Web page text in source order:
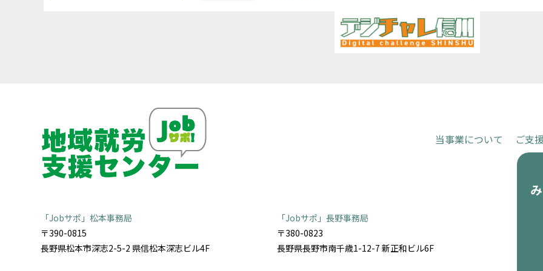
お申し
当事業について ご支
「Jobサポ」松本事務局
〒390-0815
長野県松本市深志2-5-2 県信松本深志ビル4F
「Jobサポ」長野事務局
〒380-0823
長野県長野市南千歳1-12-7 新正和ビル6F